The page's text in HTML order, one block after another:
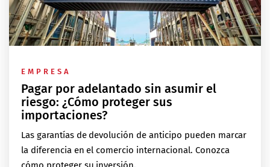
EMPRESA
Pagar por adelantado sin asumir el
riesgo: ¿Cómo proteger sus
importaciones?
Las garantías de devolución de anticipo pueden marcar
la diferencia en el comercio internacional. Conozca